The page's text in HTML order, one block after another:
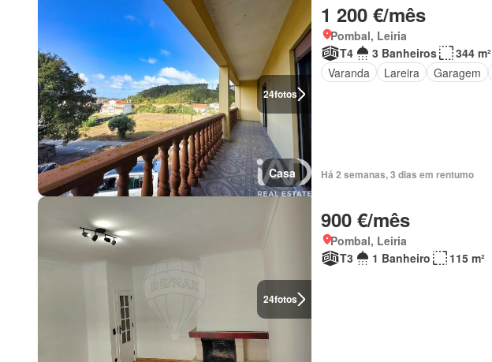
24fotos
Casa
1 200 €/mês
Pombal, Leiria
T4
3 Banheiros
344 m²
Varanda
Lareira Garagem
Há 2 semanas, 3 dias em rentumo
24fotos
900 €/mês
Pombal, Leiria
T3
1 Banheiro 115 m²